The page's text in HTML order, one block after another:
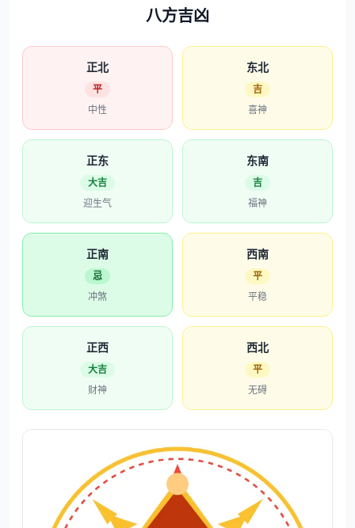
八方吉凶
正北
平
中性
东北
吉
喜神
正东
大吉
迎生气
东南
吉
福神
正南
忌
冲煞
西南
平
平稳
正西
大吉
财神
西北
平
无碍